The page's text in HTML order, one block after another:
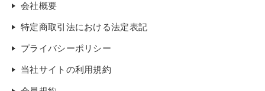
会社概要
特定商取引法における法定表記
プライバシーポリシー
当社サイトの利用規約